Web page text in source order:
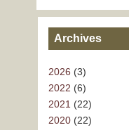
Archives
2026 (3)
2022 (6)
2021 (22)
2020(22)